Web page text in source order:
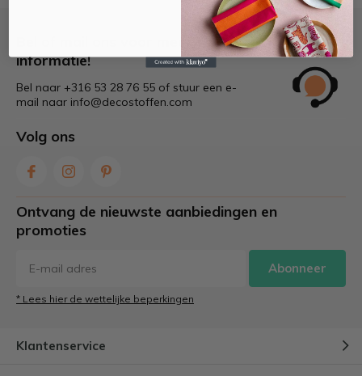
informatie!
Bel naar +316 53 28 76 55 of stuur een e-
mail naar info@decostoffen.com
Volg ons
Ontvang de nieuwste aanbiedingen en
promoties
Abonneer
* Lees hier de wettelijke beperkingen
Klantenservice